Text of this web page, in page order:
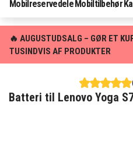
Mobilreservedele Mobiltilbehør
🔥 AUGUSTUDSALG – GØR ET
TUSINDVIS AF PRODUKTER
Batteri til Lenovo Yoga